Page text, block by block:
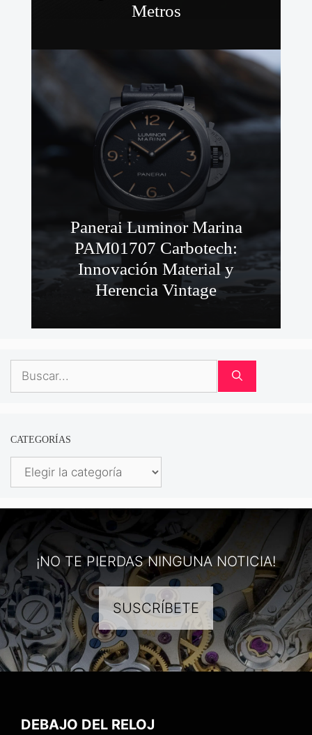
Metros
Panerai Luminor Marina
PAM01707 Carbotech:
Innovación Material y
Herencia Vintage
Buscar:
CATEGORÍAS
Categorías
¡NO TE PIERDAS NINGUNA NOTICIA!
SUSCRÍBETE
DEBAJO DEL RELOJ